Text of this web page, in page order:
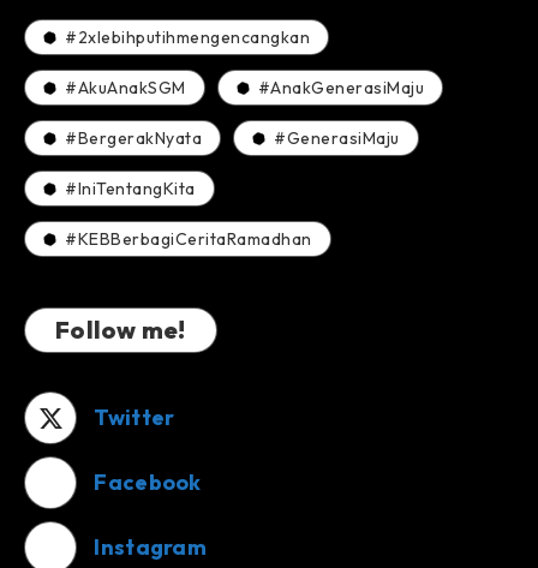
#2xlebihputihmengencangkan
#AkuAnakSGM #AnakGenerasiMaju
#BergerakNyata #GenerasiMaju
#IniTentangKita
#KEBBerbagiCeritaRamadhan
Follow me!
Twitter
Facebook
Instagram